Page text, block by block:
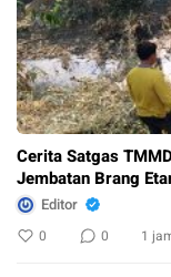
Cerita Satgas
Jembatan Brang
Editor
0 0 1